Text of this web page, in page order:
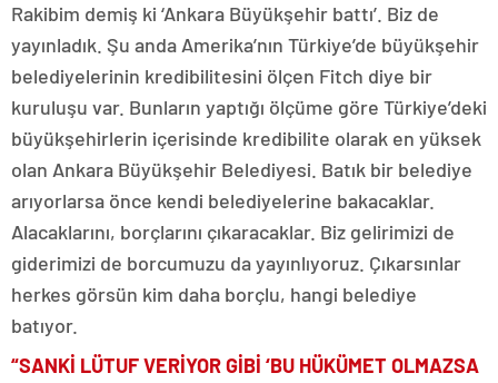
Rakibim demiş ki ‘Ankara Büyükşehir battı’. Biz de
yayınladık. Şu anda Amerika’nın Türkiye’de büyükşehir
belediyelerinin kredibilitesini ölçen Fitch diye bir
kuruluşu var. Bunların yaptığı ölçüme göre Türkiye’deki
büyükşehirlerin içerisinde kredibilite olarak en yüksek
olan Ankara Büyükşehir Belediyesi. Batık bir belediye
arıyorlarsa önce kendi belediyelerine bakacaklar.
Alacaklarını, borçlarını çıkaracaklar. Biz gelirimizi de
giderimizi de borcumuzu da yayınlıyoruz. Çıkarsınlar
herkes görsün kim daha borçlu, hangi belediye
batıyor.
“SANKİ LÜTUF VERİYOR GİBİ ‘BU HÜKÜMET OLMAZSA